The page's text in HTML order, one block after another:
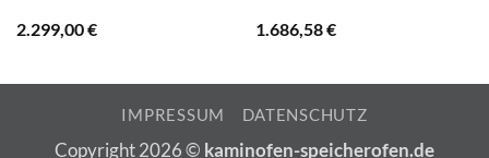
2.299,00€
1.686,58€
IMPRESSUM DATENSCHUTZ
Copyright 2026 © kaminofen-speicherofen.de